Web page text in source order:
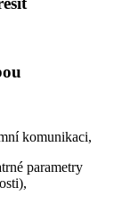
komunikaci,
parametry